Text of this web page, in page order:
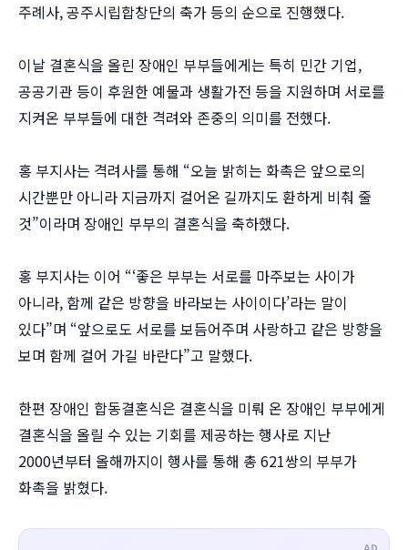
주례사, 공주시립합창단의 축가 등의 순으로 진행했다.
이날 결혼식을 올린 장애인 부부들에게는 특히 민간 기업,
공공기관 등이 후원한 예물과 생활가전 등을 지원하며 서로를
지켜온 부부들에 대한 격려와 존중의 의미를 전했다.
홍 부지사는 격려사를 통해 “오늘 밝히는 화촉은 앞으로의
시간뿐만 아니라 지금까지 걸어온 길까지도 환하게 비춰 줄
것”이라며 장애인 부부의 결혼식을 축하했다.
홍 부지사는 이어 “‘좋은 부부는 서로를 마주보는 사이가
아니라, 함께 같은 방향을 바라보는 사이이다’라는 말이
있다”며 “앞으로도 서로를 보듬어주며 사랑하고 같은 방향을
보며 함께 걸어 가길 바란다”고 말했다.
한편 장애인 합동결혼식은 결혼식을 미뤄 온 장애인 부부에게
결혼식을 올릴 수 있는 기회를 제공하는 행사로 지난
2000년부터 올해까지이 행사를 통해 총 621쌍의 부부가
화촉을 밝혔다.